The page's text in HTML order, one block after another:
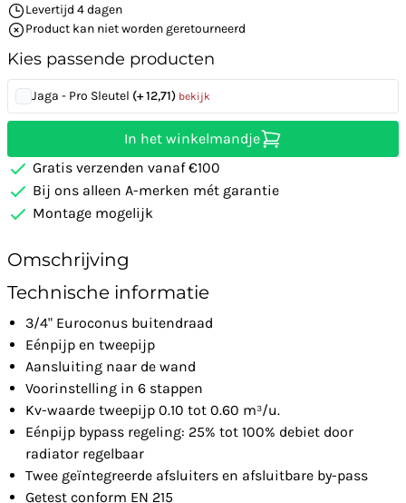
Levertijd 4 dagen
Product kan niet worden geretourneerd
Kies passende producten
Jaga - Pro Sleutel (+ 12,71) bekijk
In het winkelmandje
Gratis verzenden vanaf €100
Bij ons alleen A-merken mét garantie
Montage mogelijk
Omschrijving
Technische informatie
3/4" Euroconus buitendraad
Eénpijp en tweepijp
Aansluiting naar de wand
Voorinstelling in 6 stappen
Kv-waarde tweepijp 0.10 tot 0.60 m³/u.
Eénpijp bypass regeling: 25% tot 100% debiet door
radiator regelbaar
Twee geïntegreerde afsluiters en afsluitbare by-pass
Getest conform EN 215